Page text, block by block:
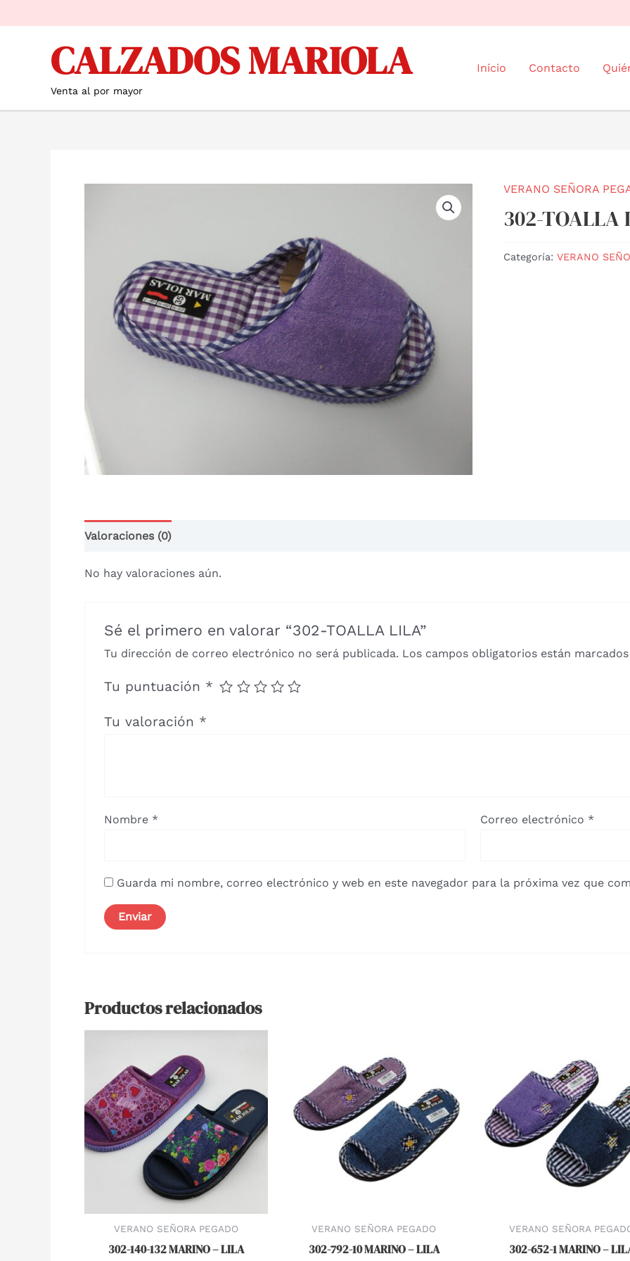
al
contenidoCALZADOS MARIOLA
Venta al por mayor
Inicio Contacto
VERANO SEÑORA
302-TOALLA
Categoría:VERANO
Valoraciones (0)
No hay valoraciones aún.
Sé el primero en valorar “302-TOALLA LILA”
Tu dirección de correo electrónico no será publicada. Los campos obligatorios están
Tu puntuación *
Tu valoración *
Nombre * Correo electrónico *
Guarda mi nombre, correo electrónico y web en este navegador para la próxima vez que
Productos relacionados
VERANO SEÑORA PEGADO
302-140-132 MARINO – LILA
VERANO SEÑORA PEGADO
302-792-10 MARINO – LILA
VERANO SEÑORA
302-652-1 MARINO –